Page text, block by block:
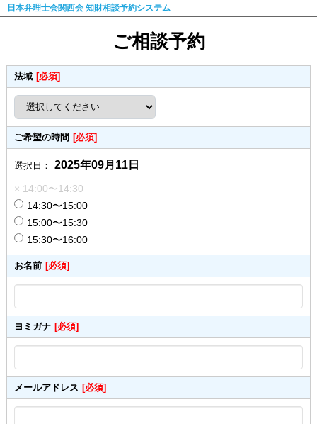
日本弁理士会関西会 知財相談予約システム
ご相談予約
法域 [必須]
ご希望の時間 [必須]
選択日： 2025年09月11日
× 14:00〜14:30
14:30〜15:00
15:00〜15:30
15:30〜16:00
お名前 [必須]
ヨミガナ [必須]
メールアドレス [必須]